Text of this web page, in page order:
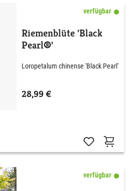
verfügbar
Riemenblüte 'Black
Pearl®'
Loropetalum chinense 'Black Pearl'
28,99 €
verfügbar